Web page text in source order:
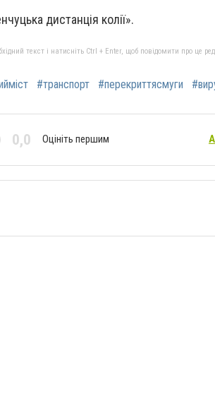
дистанція колії».
текст і натисніть Ctrl + Enter, щоб повідомити про це
#транспорт #перекриттясмуги
0,0 Оцініть першим